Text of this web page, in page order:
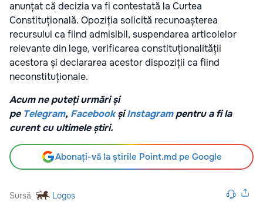
anunțat că decizia va fi contestată la Curtea
Constituțională. Opoziția solicită recunoașterea
recursului ca fiind admisibil, suspendarea articolelor
relevante din lege, verificarea constituționalității
acestora și declararea acestor dispoziții ca fiind
neconstituționale.
Acum ne puteți urmări și
pe Telegram, Facebook șiInstagrampentru a fi la
curent cu ultimele știri.
Abonați-vă la știrile Point.md pe Google
Sursă Logos